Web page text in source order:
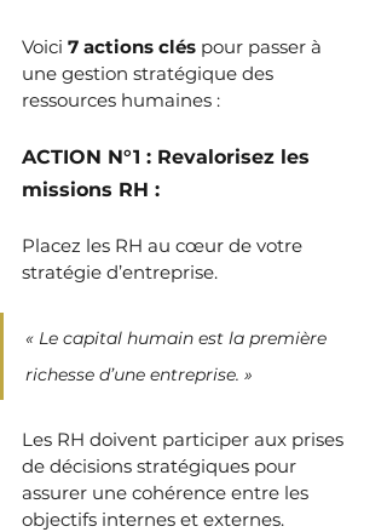
Voici 7 actions clés pour passer à
une gestion stratégique des
ressources humaines :
ACTION N°1 : Revalorisez les
missions RH :
Placez les RH au cœur de votre
stratégie d’entreprise.
« Le capital humain est la première
richesse d’une entreprise. »
Les RH doivent participer aux prises
de décisions stratégiques pour
assurer une cohérence entre les
objectifs internes et externes.